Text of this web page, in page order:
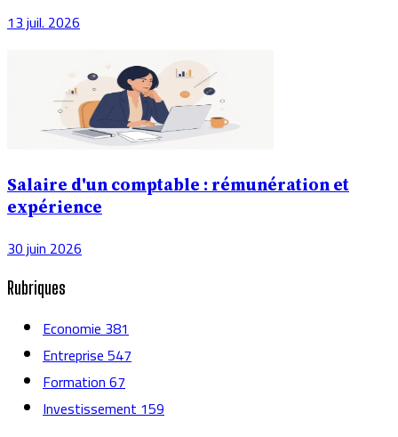
13 juil. 2026
Salaire d'un comptable : rémunération et
expérience
30 juin 2026
Rubriques
Economie381
Entreprise547
Formation67
Investissement159